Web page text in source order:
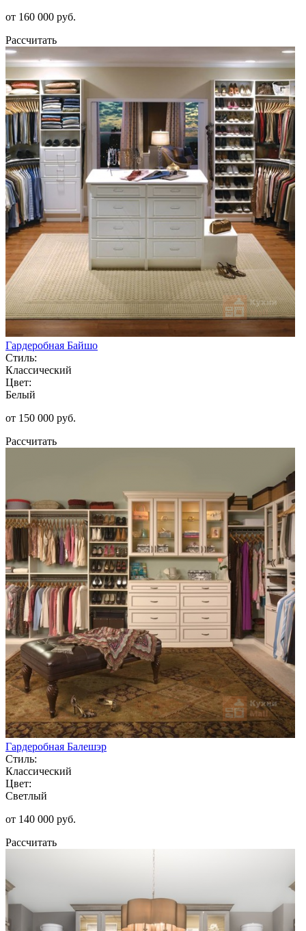
от 160 000 руб.
Рассчитать
Гардеробная Байшо
Стиль:
Классический
Цвет:
Белый
от 150 000 руб.
Рассчитать
Гардеробная Балешэр
Стиль:
Классический
Цвет:
Светлый
от 140 000 руб.
Рассчитать